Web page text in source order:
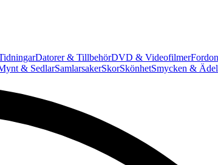
Datorer & TillbehörDVD & VideofilmerFordon
& SedlarSamlarsakerSkorSkönhetSmycken &